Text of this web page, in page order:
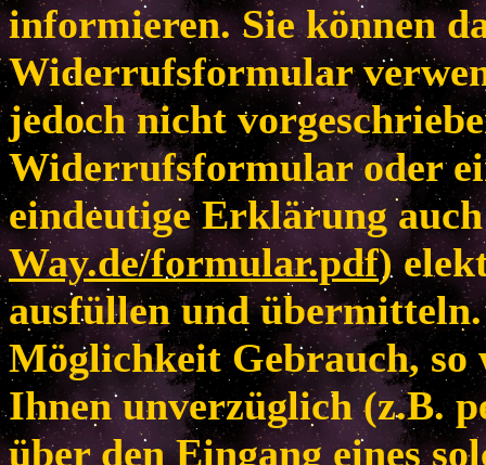
informieren. Sie können
Widerrufsformular
jedoch nicht
Widerrufsformular oder
eindeutige Erklärung
Way.de/formular.pdf)
ausfüllen und
Möglichkeit Gebrauch, so
Ihnen unverzüglich (z.B.
über den Eingang eines